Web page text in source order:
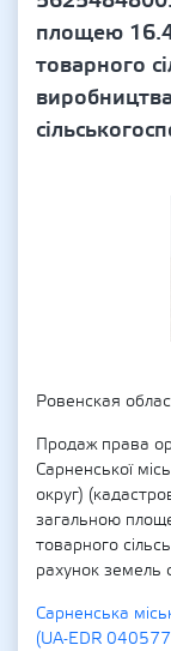
площею
товарного
Ровенская
Продаж права
Сарненської
округ)
загальною
товарного
рахунок земель
Сарненська
(UA-EDR